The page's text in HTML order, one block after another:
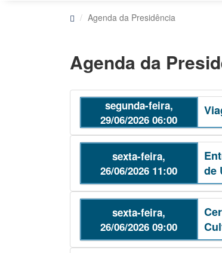
Agenda da Presidência
Agenda da
segunda-feira,
29/06/2026 06:00
sexta-feira,
26/06/2026 11:00
de
sexta-feira,
26/06/2026 09:00